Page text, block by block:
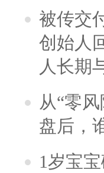
被传交
创始人
人长期
从“零
盘后，
1岁宝